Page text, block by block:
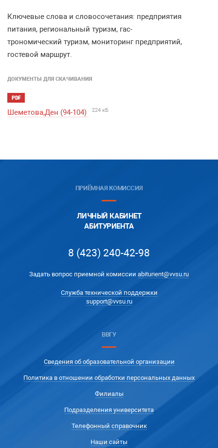
Ключевые слова и словосочетания: предприятия
питания, региональный туризм, гас-
трономический туризм, мониторинг предприятий,
гостевой маршрут.
ДОКУМЕНТЫ ДЛЯ СКАЧИВАНИЯ
PDF
Шеметова,Ден (94-104) 224 кБ
ПРИЁМНАЯ КОМИССИЯ
ЛИЧНЫЙ КАБИНЕТ
АБИТУРИЕНТА
8 (423) 240-42-98
Задать вопрос приемной комиссии abiturient@vvsu.ru
Служба технической поддержки
support@vvsu.ru
ВВГУ
Сведения об образовательной организации
Политика в отношении обработки персональных данных
Филиалы
Подразделения университета
Телефонный справочник
Наши сайты